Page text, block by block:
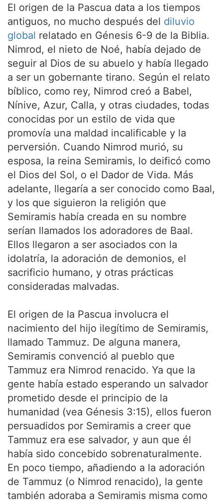
El origen de la Pascua data a los tiempos
antiguos, no mucho después del diluvio
global relatado en Génesis 6-9 de la Biblia.
Nimrod, el nieto de Noé, había dejado de
seguir al Dios de su abuelo y había llegado
a ser un gobernante tirano. Según el relato
bíblico, como rey, Nimrod creó a Babel,
Nínive, Azur, Calla, y otras ciudades, todas
conocidas por un estilo de vida que
promovía una maldad incalificable y la
perversión. Cuando Nimrod murió, su
esposa, la reina Semiramis, lo deificó como
el Dios del Sol, o el Dador de Vida. Más
adelante, llegaría a ser conocido como Baal,
y los que siguieron la religión que
Semiramis había creada en su nombre
serían llamados los adoradores de Baal.
Ellos llegaron a ser asociados con la
idolatría, la adoración de demonios, el
sacrificio humano, y otras prácticas
consideradas malvadas.
El origen de la Pascua involucra el
nacimiento del hijo ilegítimo de Semiramis,
llamado Tammuz. De alguna manera,
Semiramis convenció al pueblo que
Tammuz era Nimrod renacido. Ya que la
gente había estado esperando un salvador
prometido desde el principio de la
humanidad (vea Génesis 3:15), ellos fueron
persuadidos por Semiramis a creer que
Tammuz era ese salvador, y aun que él
había sido concebido sobrenaturalmente.
En poco tiempo, añadiendo a la adoración
de Tammuz (o Nimrod renacido), la gente
también adoraba a Semiramis misma como